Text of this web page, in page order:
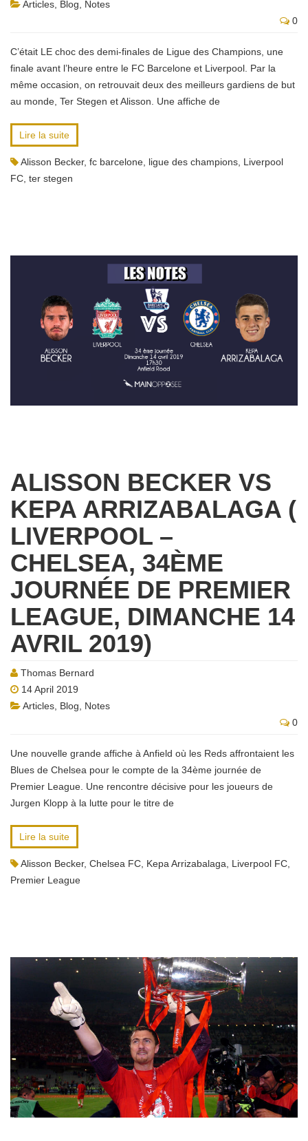
Articles Blog
Notes
0
C’était LE choc des demi-finales de Ligue des Champions, une
finale avant l’heure entre le FC Barcelone et Liverpool. Par la
même occasion, on retrouvait deux des meilleurs gardiens de but
au monde, Ter Stegen et Alisson. Une affiche de
Lire la suite
Alisson Becker, fc barcelone ligue des champions Liverpool
FC ter stegen
ALISSON BECKER VS
KEPA ARRIZABALAGA (
LIVERPOOL –
CHELSEA, 34ÈME
JOURNÉE DE PREMIER
LEAGUE, DIMANCHE 14
AVRIL 2019)
Thomas Bernard
14 April 2019
Articles Blog
Notes
0
Une nouvelle grande affiche à Anfield où les Reds affrontaient les
Blues de Chelsea pour le compte de la 34ème journée de
Premier League. Une rencontre décisive pour les joueurs de
Jurgen Klopp à la lutte pour le titre de
Lire la suite
Alisson Becker, Chelsea FC Kepa Arrizabalaga Liverpool FC
Premier League